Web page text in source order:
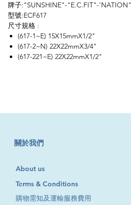
牌子:"SUNSHINE"-"E.C.FIT"-'NATION"
型號:ECF617
尺寸規格 :
(617-1~E) 15X15mmX1/2"
(617-2~N) 22X22mmX3/4"
(617-221~E) 22X22mmX1/2"
​關於我們
About us
Terms & Conditions
購物需知及運輸服務費用